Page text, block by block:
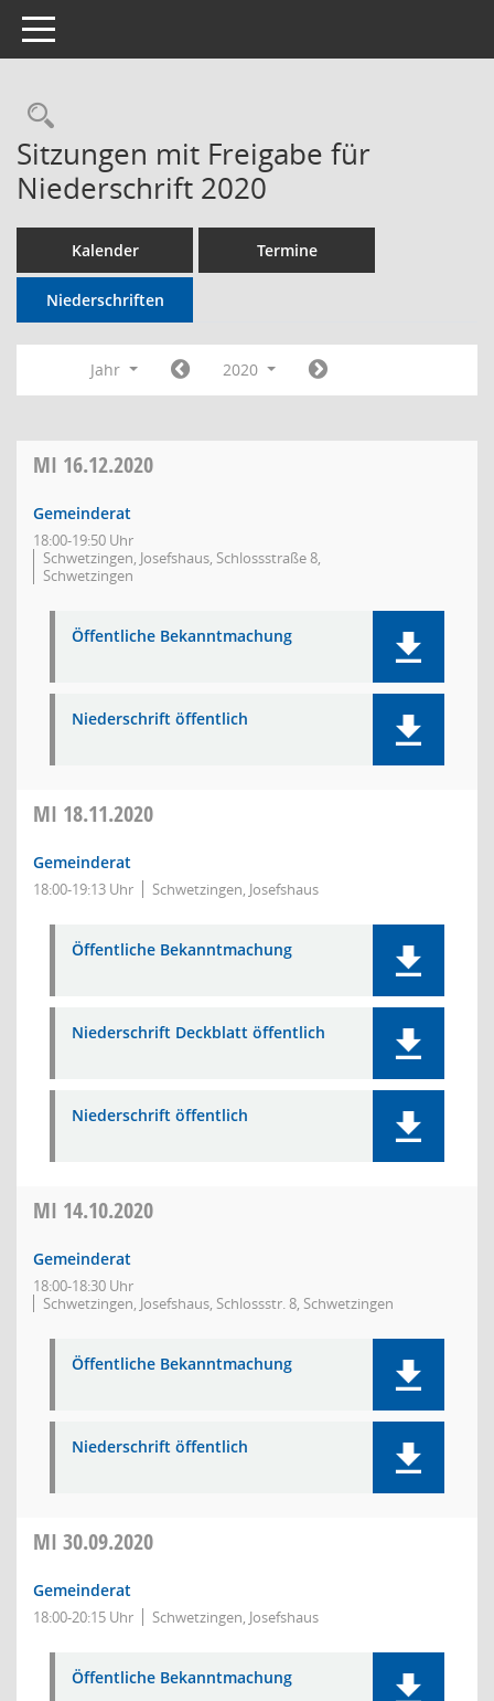
Toggle navigation
Rechercheauswahl
Sitzungen mit Freigabe für
Niederschrift 2020
Kalender Termine
Niederschriften
Jahr 2020
MI 16.12.2020
Gemeinderat
18:00-19:50 Uhr
Schwetzingen, Josefshaus, Schlossstraße 8,
Schwetzingen
Öffentliche Bekanntmachung
Niederschrift öffentlich
MI 18.11.2020
Gemeinderat
18:00-19:13 Uhr Schwetzingen, Josefshaus
Öffentliche Bekanntmachung
Niederschrift Deckblatt öffentlich
Niederschrift öffentlich
MI 14.10.2020
Gemeinderat
18:00-18:30 Uhr
Schwetzingen, Josefshaus, Schlossstr. 8, Schwetzingen
Öffentliche Bekanntmachung
Niederschrift öffentlich
MI 30.09.2020
Gemeinderat
18:00-20:15 Uhr Schwetzingen, Josefshaus
Öffentliche Bekanntmachung